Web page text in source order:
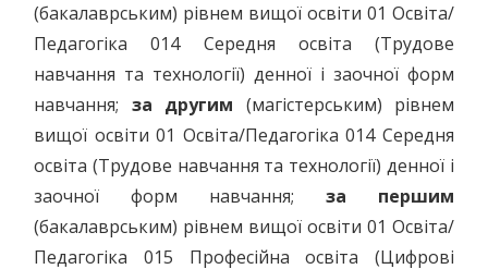
(бакалаврським) рівнем вищої освіти 01 Освіта/
Педагогіка 014 Середня освіта (Трудове
навчання та технології) денної і заочної форм
навчання; за другим (магістерським) рівнем
вищої освіти 01 Освіта/Педагогіка 014 Середня
освіта (Трудове навчання та технології) денної і
заочної форм навчання; за першим
(бакалаврським) рівнем вищої освіти 01 Освіта/
Педагогіка 015 Професійна освіта (Цифрові